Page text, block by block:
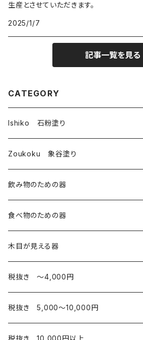
生産とさせていただきます。
2025/1/7
記事一覧を見る
CATEGORY
Ishiko 石粉塗り
皿
コップ
箸・その他
椀
弁当箱
Zoukoku 象谷塗り
酒器
コップ
飲み物のための器
コップ・湯のみ
酒器
食べ物のための器
皿
カップ
お椀
弁当箱
木目が見える器
税抜き 〜4,000円
税抜き 5,000〜10,000円
税抜き 10,000円以上